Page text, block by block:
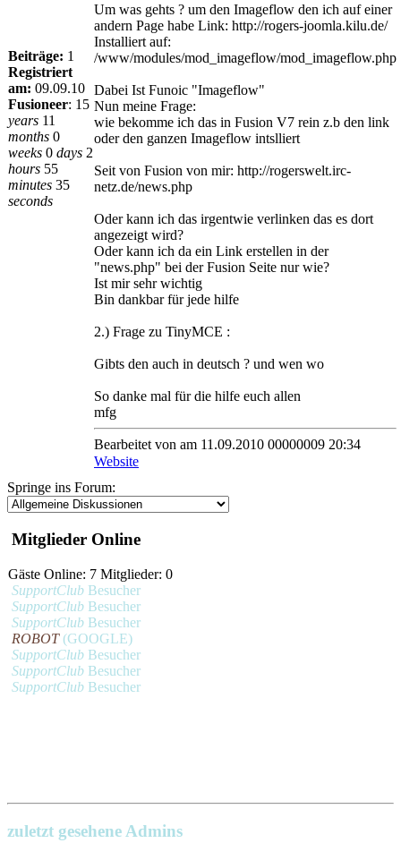
Beiträge: 1
Registriert
am: 09.09.10
Fusioneer: 15
years 11
months 0
weeks 0 days 2
hours 55
minutes 35
seconds
Um was gehts ? um den Imageflow den ich auf einer
andern Page habe Link: http://rogers-joomla.kilu.de/
Installiert auf:
/www/modules/mod_imageflow/mod_imageflow.php
Dabei Ist Funoic "Imageflow"
Nun meine Frage:
wie bekomme ich das in Fusion V7 rein z.b den link
oder den ganzen Imageflow intslliert
Seit von Fusion von mir: http://rogerswelt.irc-
netz.de/news.php
Oder kann ich das irgentwie verlinken das es dort
angezeigt wird?
Oder kann ich da ein Link erstellen in der
"news.php" bei der Fusion Seite nur wie?
Ist mir sehr wichtig
Bin dankbar für jede hilfe
2.) Frage zu TinyMCE :
Gibts den auch in deutsch ? und wen wo
So danke mal für die hilfe euch allen
mfg
Bearbeitet von am 11.09.2010 00000009 20:34
Website
Springe ins Forum:
Mitglieder Online
Gäste Online: 7 Mitglieder: 0
SupportClub Besucher
SupportClub Besucher
SupportClub Besucher
ROBOT(GOOGLE)
SupportClub Besucher
SupportClub Besucher
SupportClub Besucher
zuletzt gesehene Admins